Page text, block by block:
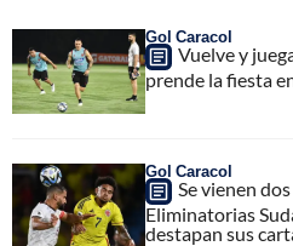
Gol Caracol
Vuelve y
prende la fiesta
Gol Caracol
Se vienen
Eliminatorias
destapan sus